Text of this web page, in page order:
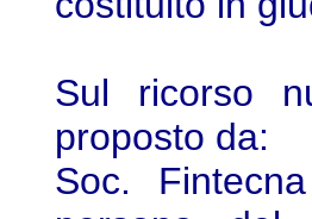
Sul ricorso
proposto da:
Soc.